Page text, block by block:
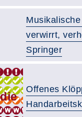
verwirrt,
Springer
Offenes